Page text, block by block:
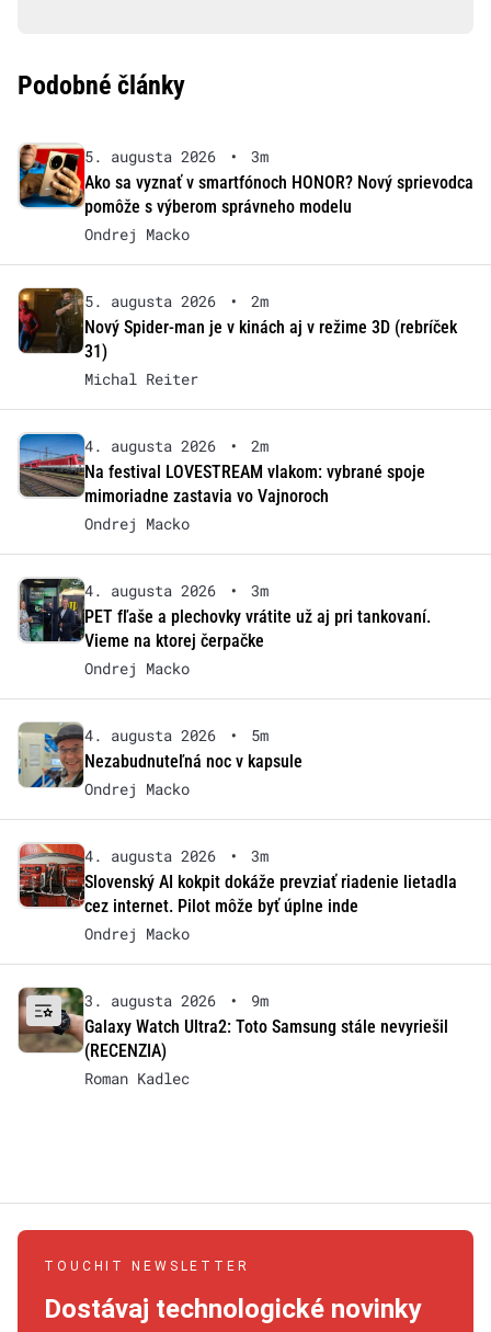
Podobné články
5. augusta 2026 •
3m
Ako sa vyznať v smartfónoch HONOR? Nový sprievodca
pomôže s výberom správneho modelu
Ondrej Macko
5. augusta 2026 •
2m
Nový Spider-man je v kinách aj v režime 3D (rebríček
31)
Michal Reiter
4. augusta 2026 •
2m
Na festival LOVESTREAM vlakom: vybrané spoje
mimoriadne zastavia vo Vajnoroch
Ondrej Macko
4. augusta 2026 •
3m
PET fľaše a plechovky vrátite už aj pri tankovaní.
Vieme na ktorej čerpačke
Ondrej Macko
4. augusta 2026 •
5m
Nezabudnuteľná noc v kapsule
Ondrej Macko
4. augusta 2026 •
3m
Slovenský AI kokpit dokáže prevziať riadenie lietadla
cez internet. Pilot môže byť úplne inde
Ondrej Macko
3. augusta 2026 •
9m
Galaxy Watch Ultra2: Toto Samsung stále nevyriešil
(RECENZIA)
Roman Kadlec
TOUCHIT NEWSLETTER
Dostávaj technologické novinky